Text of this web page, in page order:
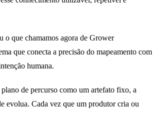
o que chamamos agora de Grower
que conecta a precisão do mapeamento com
humana.
de percurso como um artefato fixo, a
evolua. Cada vez que um produtor cria ou